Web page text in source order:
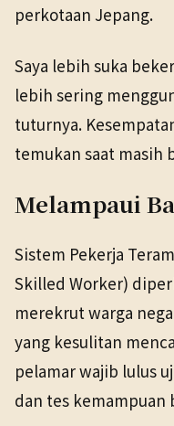
perkotaan Jepang.
Saya lebih suka
lebih sering
tuturnya.
temukan saat masih
Melampaui
Sistem Pekerja
Skilled Worker)
merekrut warga
yang kesulitan
pelamar wajib lulus
dan tes kemampuan